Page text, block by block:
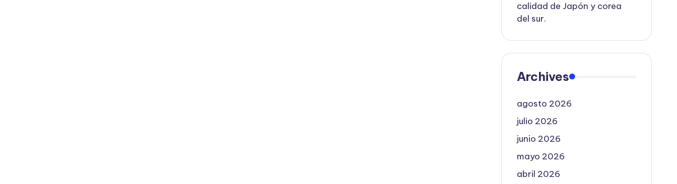
calidad de Japón y corea
del sur.
Archives
agosto 2026
julio 2026
junio 2026
mayo 2026
abril 2026